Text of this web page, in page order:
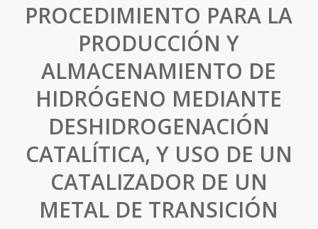
PROCEDIMIENTO PARA LA
PRODUCCIÓN Y
ALMACENAMIENTO DE
HIDRÓGENO MEDIANTE
DESHIDROGENACIÓN
CATALÍTICA, Y USO DE UN
CATALIZADOR DE UN
METAL DE TRANSICIÓN